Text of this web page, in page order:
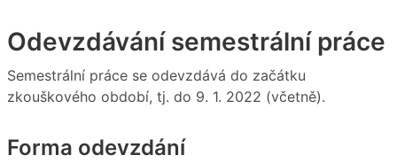
Odevzdávání semestrální práce
Semestrální práce se odevzdává do začátku
zkouškového období, tj. do 9. 1. 2022 (včetně).
Forma odevzdání